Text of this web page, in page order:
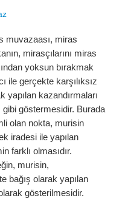
muvazaası, miras
mirasçılarını miras
yoksun bırakmak
ile gerçekte karşılıksız
yapılan kazandırmaları
gibi göstermesidir. Burada
olan nokta, murisin
iradesi ile yapılan
farklı olmasıdır.
murisin,
bağış olarak yapılan
gösterilmesidir.